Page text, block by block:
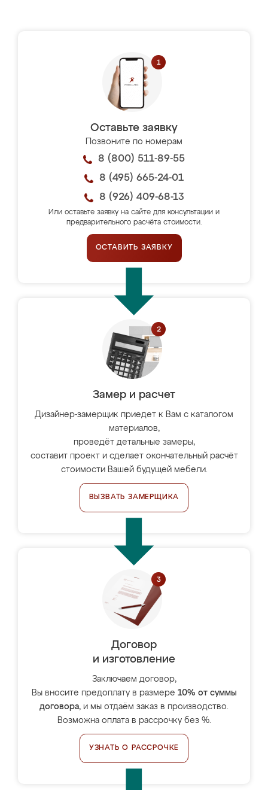
Оставьте заявку
Позвоните по номерам
8 (800) 511-89-55
8 (495) 665-24-01
8 (926) 409-68-13
Или оставьте заявку на сайте для консультации и
предварительного расчёта стоимости.
ОСТАВИТЬ ЗАЯВКУ
Замер и расчет
Дизайнер-замерщик приедет к Вам с каталогом
материалов,
проведёт детальные замеры,
составит проект и сделает окончательный расчёт
стоимости Вашей будущей мебели.
ВЫЗВАТЬ ЗАМЕРЩИКА
Договор
и изготовление
Заключаем договор,
Вы вносите предоплату в размере 10% от суммы
договора, и мы отдаём заказ в производство.
Возможна оплата в рассрочку без %.
УЗНАТЬ О РАССРОЧКЕ